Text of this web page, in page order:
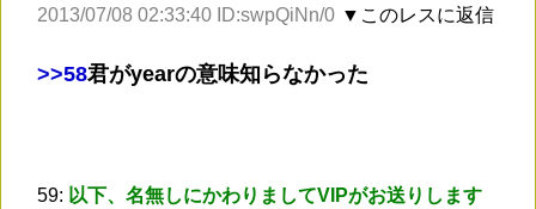
2013/07/08 02:33:40 ID:swpQiNn/0 ▼このレスに返信
>>58君がyearの意味知らなかった
59: 以下、名無しにかわりましてVIPがお送りします